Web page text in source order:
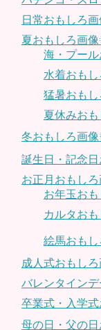
日常おもしろ画
夏おもしろ画像
海・プー
水着おもし
猛暑おもし
夏休みおも
冬おもしろ画
誕生日・記念
お正月おもしろ
お年玉お
カルタお
絵馬おも
成人式おもし
バレンタイン
卒業式・入学
母の日・父の